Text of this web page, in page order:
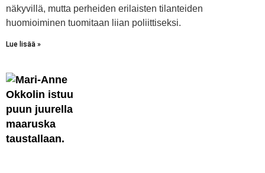
näkyvillä, mutta perheiden erilaisten tilanteiden
huomioiminen tuomitaan liian poliittiseksi.
Lue lisää »